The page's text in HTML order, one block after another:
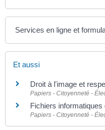
Services en ligne et
Et aussi
Droit à l'image et
Papiers - Citoyenneté -
Fichiers
Papiers - Citoyenneté -